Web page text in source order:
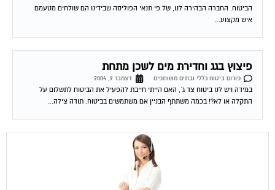
הביטוח. החברה הבהירה לנו, של פי תנאי הפוליסה שבידינו הם שולחים מטעמם
איש מקצוע...
פיצוץ בגג וחדירת מים לשכן מתחת
פורום ביטוח כללי ובתים משותפים
דצמבר 9, 2004
במידה ויש לנו ביטוח צד ג´, האם הייתי חייבת להפעיל את הביטוח לתשלום על
התקלה או לא?! בכמה משתתף הבניין אם משתמשים בביטוח. תודה צילה...